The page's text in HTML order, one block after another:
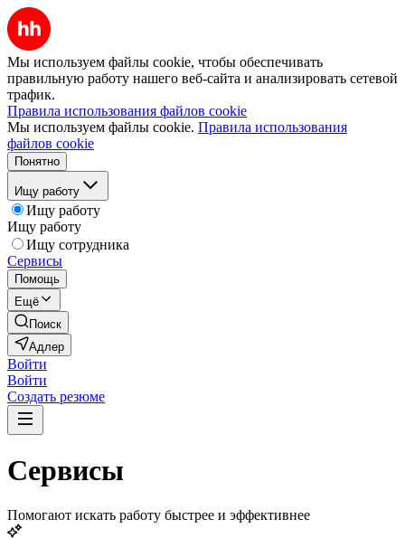
Мы используем файлы cookie, чтобы обеспечивать
правильную работу нашего веб-сайта и анализировать сетевой
трафик.
Правила использования файлов cookie
Мы используем файлы cookie. Правила использования
файлов cookie
Понятно
Ищу работу
Ищу работу
Ищу работу
Ищу сотрудника
Сервисы
Помощь
Ещё
Поиск
Адлер
Войти
Войти
Создать резюме
Сервисы
Помогают искать работу быстрее и эффективнее